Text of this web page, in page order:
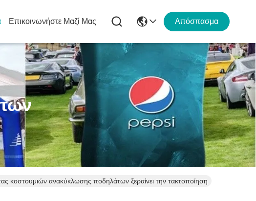
Επικοινωνήστε Μαζί Μας Απόσπασμα
κοστουμιών ανακύκλωσης ποδηλάτων ξεραίνει την τακτοποίηση